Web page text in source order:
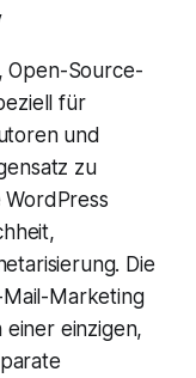
Open-Source-
für
und
zu
Die
Marketing
einzigen,